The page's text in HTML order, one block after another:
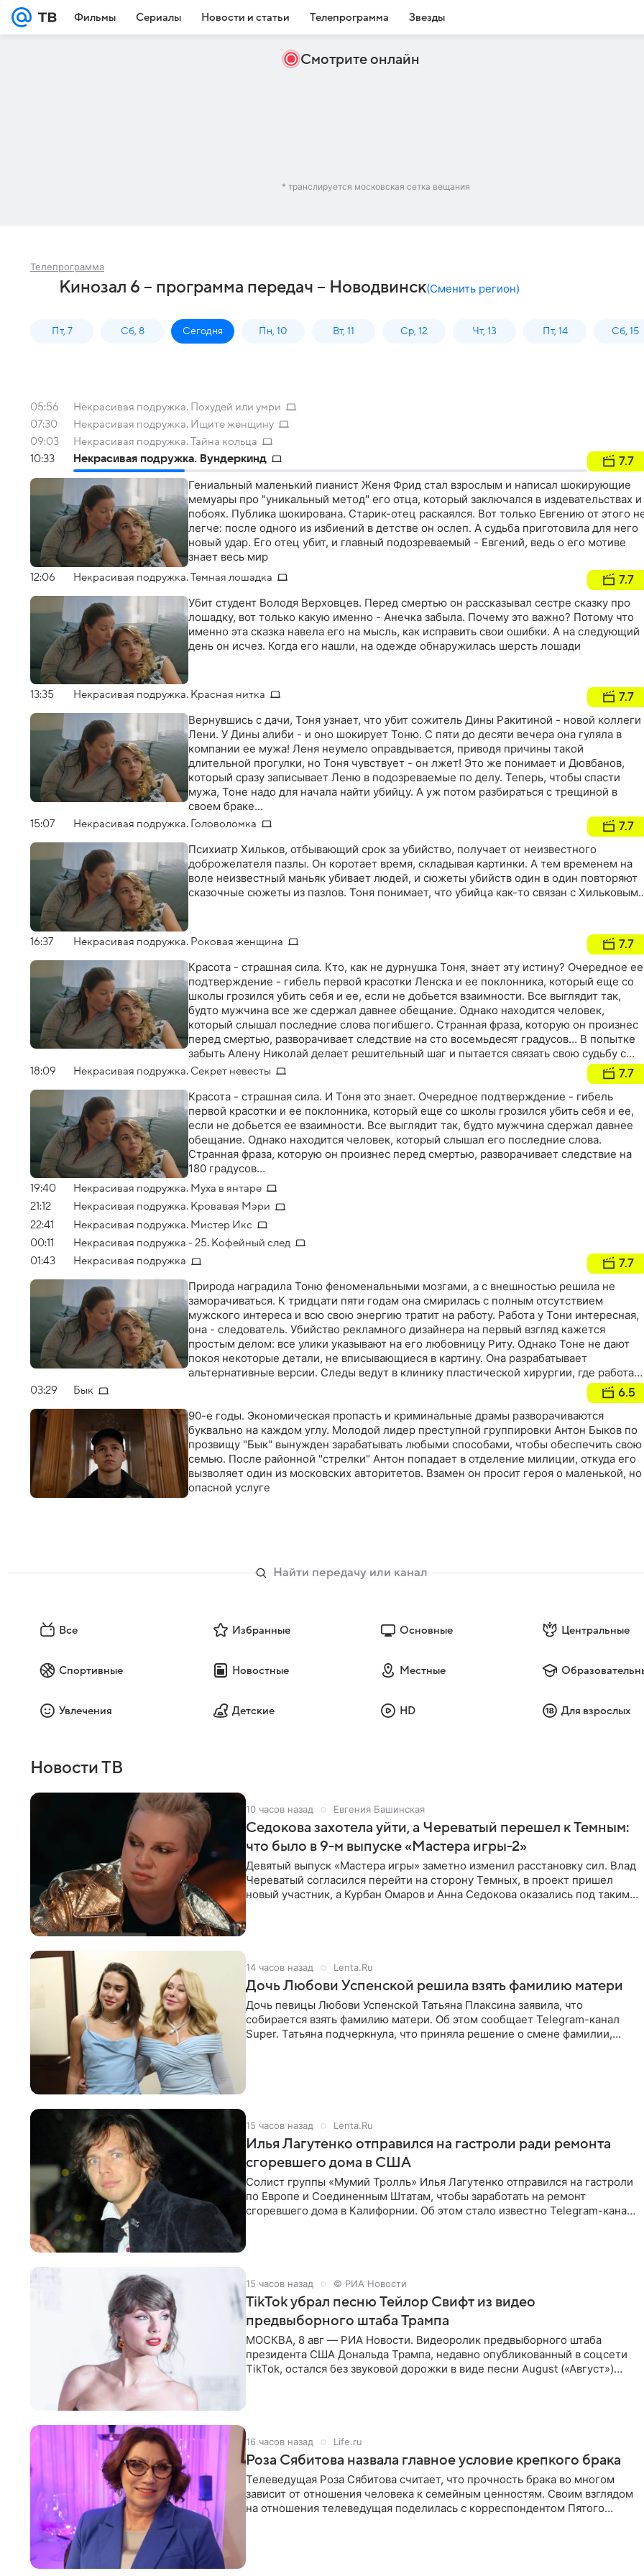
Фильмы Сериалы Новости и статьи Телепрограмма Звезды
Смотрите онлайн
* транслируется московская сетка вещания
Телепрограмма
Кинозал 6 – программа передач – Новодвинск(Сменить регион)
Пт, 7 Сб, 8 Сегодня Пн, 10 Вт, 11 Ср, 12 Чт, 13 Пт, 14 Сб, 15
05:56
Некрасивая подружка. Похудей или умри
07:30
Некрасивая подружка. Ищите женщину
09:03
Некрасивая подружка. Тайна кольца
10:33
Некрасивая подружка. Вундеркинд 7.7
Гениальный маленький пианист Женя Фрид стал взрослым и написал шокирующие
мемуары про "уникальный метод" его отца, который заключался в издевательствах и
побоях. Публика шокирована. Старик-отец раскаялся. Вот только Евгению от этого
легче: после одного из избиений в детстве он ослеп. А судьба приготовила для него
новый удар. Его отец убит, и главный подозреваемый - Евгений, ведь о его мотиве
знает весь мир
12:06 Некрасивая подружка. Темная лошадка 7.7
Убит студент Володя Верховцев. Перед смертью он рассказывал сестре сказку про
лошадку, вот только какую именно - Анечка забыла. Почему это важно? Потому что
именно эта сказка навела его на мысль, как исправить свои ошибки. А на следующий
день он исчез. Когда его нашли, на одежде обнаружилась шерсть лошади
13:35 Некрасивая подружка. Красная нитка 7.7
Вернувшись с дачи, Тоня узнает, что убит сожитель Дины Ракитиной - новой коллеги
Лени. У Дины алиби - и оно шокирует Тоню. С пяти до десяти вечера она гуляла в
компании ее мужа! Леня неумело оправдывается, приводя причины такой
длительной прогулки, но Тоня чувствует - он лжет! Это же понимает и Дювбанов,
который сразу записывает Леню в подозреваемые по делу. Теперь, чтобы спасти
мужа, Тоне надо для начала найти убийцу. А уж потом разбираться с трещиной в
своем браке…
15:07 Некрасивая подружка. Головоломка 7.7
Психиатр Хильков, отбывающий срок за убийство, получает от неизвестного
доброжелателя пазлы. Он коротает время, складывая картинки. А тем временем на
воле неизвестный маньяк убивает людей, и сюжеты убийств один в один повторяют
сказочные сюжеты из пазлов. Тоня понимает, что убийца как-то связан с
16:37 Некрасивая подружка. Роковая женщина 7.7
Красота - страшная сила. Кто, как не дурнушка Тоня, знает эту истину? Очередное ее
подтверждение - гибель первой красотки Ленска и ее поклонника, который еще со
школы грозился убить себя и ее, если не добьется взаимности. Все выглядит так,
будто мужчина все же сдержал давнее обещание. Однако находится человек,
который слышал последние слова погибшего. Странная фраза, которую он произнес
перед смертью, разворачивает следствие на сто восемьдесят градусов… В попытке
забыть Алену Николай делает решительный шаг и пытается связать свою судьбу с
другой женщиной. И тут же случается катастрофа. Кто стоит за событиями,
разрушающими жизнь Коли и его близких? И какое отношение это имеет к тайне,
которую так упорно хранит Алена? Тоня пытается спасти друзей, а в ее собственной
жизни все тоже совсем не гладко…
18:09 Некрасивая подружка. Секрет невесты 7.7
Красота - страшная сила. И Тоня это знает. Очередное подтверждение - гибель
первой красотки и ее поклонника, который еще со школы грозился убить себя и ее,
если не добьется ее взаимности. Все выглядит так, будто мужчина сдержал давнее
обещание. Однако находится человек, который слышал его последние слова.
Странная фраза, которую он произнес перед смертью, разворачивает следствие на
180 градусов…
19:40
Некрасивая подружка. Муха в янтаре
21:12
Некрасивая подружка. Кровавая Мэри
22:41
Некрасивая подружка. Мистер Икс
00:11
Некрасивая подружка - 25. Кофейный след
01:43
Некрасивая подружка 7.7
Природа наградила Тоню феноменальными мозгами, а с внешностью решила не
заморачиваться. К тридцати пяти годам она смирилась с полным отсутствием
мужского интереса и всю свою энергию тратит на работу. Работа у Тони интересная,
она - следователь. Убийство рекламного дизайнера на первый взгляд кажется
простым делом: все улики указывают на его любовницу Риту. Однако Тоне не дают
покоя некоторые детали, не вписывающиеся в картину. Она разрабатывает
альтернативные версии. Следы ведут в клинику пластической хирургии, где
ее подруга - красавица Светлана. Как раз в этот момент у Светы начинается
головокружительный роман с директором клиники Александром Барышниковым. За
плечами Александра - три романа, закончившиеся трагически. Тоне не нравятся
такие совпадения, а еще больше то, что убитый дизайнер незадолго до смерти, как
выясняется, поссорился с Барышниковым
03:29 Бык 6.5
90-е годы. Экономическая пропасть и криминальные драмы разворачиваются
буквально на каждом углу. Молодой лидер преступной группировки Антон Быков по
прозвищу "Бык" вынужден зарабатывать любыми способами, чтобы обеспечить свою
семью. После районной "стрелки" Антон попадает в отделение милиции, откуда его
вызволяет один из московских авторитетов. Взамен он просит героя о маленькой, но
опасной услуге
Все Избранные Основные Центральные
Спортивные Новостные Местные
Увлечения Детские HD Для взрослых
Новости ТВ
10 часов назад Евгения Башинская
Седокова захотела уйти, а Череватый перешел к Темным:
что было в 9-м выпуске «Мастера игры-2»
Девятый выпуск «Мастера игры» заметно изменил расстановку сил. Влад
Череватый согласился перейти на сторону Темных, в проект пришел
новый участник, а Курбан Омаров и Анна Седокова оказались под таким
14 часов назад Lenta.Ru
Дочь Любови Успенской решила взять фамилию матери
Дочь певицы Любови Успенской Татьяна Плаксина заявила, что
собирается взять фамилию матери. Об этом сообщает Telegram-канал
Super. Татьяна подчеркнула, что приняла решение о смене фамилии,
15 часов назад Lenta.Ru
Илья Лагутенко отправился на гастроли ради ремонта
сгоревшего дома в США
Солист группы «Мумий Тролль» Илья Лагутенко отправился на гастроли
по Европе и Соединенным Штатам, чтобы заработать на ремонт
сгоревшего дома в Калифорнии. Об этом стало известно Telegram-каналу
15 часов назад © РИА Новости
TikTok убрал песню Тейлор Свифт из видео
предвыборного штаба Трампа
МОСКВА, 8 авг — РИА Новости. Видеоролик предвыборного штаба
президента США Дональда Трампа, недавно опубликованный в соцсети
TikTok, остался без звуковой дорожки в виде песни August («Август»)
16 часов назад Life.ru
Роза Сябитова назвала главное условие крепкого брака
Телеведущая Роза Сябитова считает, что прочность брака во многом
зависит от отношения человека к семейным ценностям. Своим взглядом
на отношения телеведущая поделилась с корреспондентом Пятого